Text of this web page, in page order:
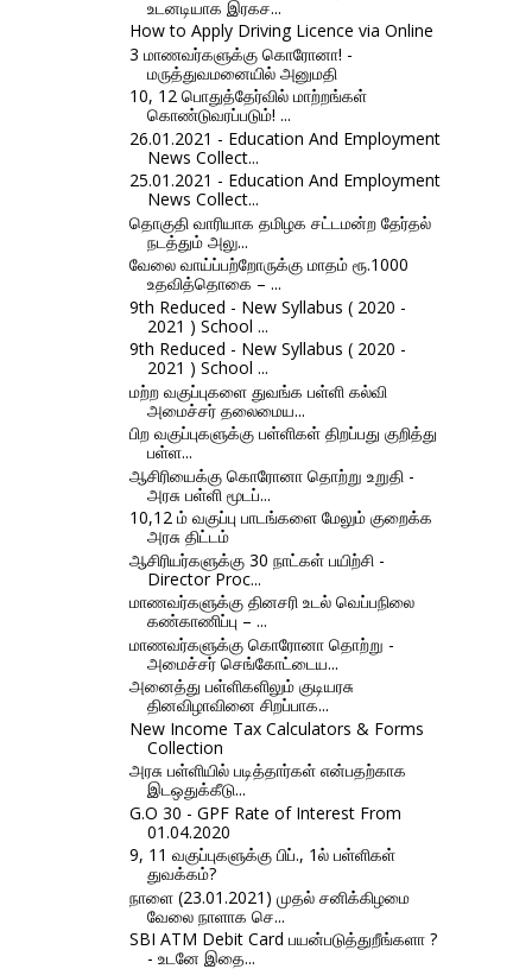
உடனடியாக இரகச...
How to Apply Driving Licence via Online
3 மாணவர்களுக்கு கொரோனா! -
மருத்துவமனையில் அனுமதி
10, 12 பொதுத்தேர்வில் மாற்றங்கள்
கொண்டுவரப்படும்! ...
26.01.2021 - Education And Employment
News Collect...
25.01.2021 - Education And Employment
News Collect...
தொகுதி வாரியாக தமிழக சட்டமன்ற தேர்தல்
நடத்தும் அலு...
வேலை வாய்ப்பற்றோருக்கு மாதம் ரூ.1000
உதவித்தொகை – ...
9th Reduced - New Syllabus ( 2020 -
2021 ) School ...
9th Reduced - New Syllabus ( 2020 -
2021 ) School ...
மற்ற வகுப்புகளை துவங்க பள்ளி கல்வி
அமைச்சர் தலைமைய...
பிற வகுப்புகளுக்கு பள்ளிகள் திறப்பது குறித்து
பள்ள...
ஆசிரியைக்கு கொரோனா தொற்று உறுதி -
அரசு பள்ளி மூடப்...
10,12 ம் வகுப்பு பாடங்களை மேலும் குறைக்க
அரசு திட்டம்
ஆசிரியர்களுக்கு 30 நாட்கள் பயிற்சி -
Director Proc...
மாணவர்களுக்கு தினசரி உடல் வெப்பநிலை
கண்காணிப்பு – ...
மாணவர்களுக்கு கொரோனா தொற்று -
அமைச்சர் செங்கோட்டைய...
அனைத்து பள்ளிகளிலும் குடியரசு
தினவிழாவினை சிறப்பாக...
New Income Tax Calculators & Forms
Collection
அரசு பள்ளியில் படித்தார்கள் என்பதற்காக
இடஒதுக்கீடு...
G.O 30 - GPF Rate of Interest From
01.04.2020
9, 11 வகுப்புகளுக்கு பிப்., 1ல் பள்ளிகள்
துவக்கம்?
நாளை (23.01.2021) முதல் சனிக்கிழமை
வேலை நாளாக செ...
SBI ATM Debit Card பயன்படுத்துறீங்களா ?
- உடனே இதை...